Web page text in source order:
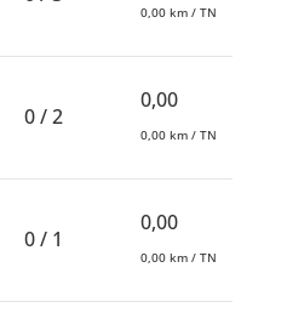
0,00 km / TN
0 / 2
0,00
0,00 km / TN
0 / 1
0,00
0,00 km / TN